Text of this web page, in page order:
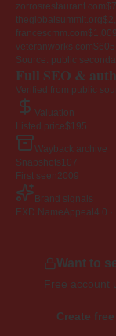
zorrosrestaurant.com
theglobalsummit.org
francescmm.com$1,009
veteranworks.com$605
Source: public
Full SEO &
Verified from public
Valuation
Listed price$195
Wayback archive
Snapshots 107
First seen2009
Brand signals
EXD NameAppeal 4.0 ·
Want to
Free account
Create